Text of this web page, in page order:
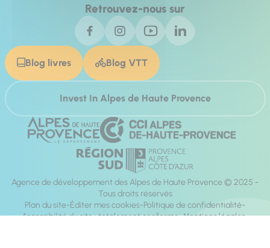
Retrouvez-nous sur
Blog livres Blog VTT
Invest In Alpes de Haute Provence
Agence de développement des Alpes de Haute Provence © 2025 -
Tous droits réservés
Plan du site Éditer mes cookies Politique de confidentialité
Accessibilité du site : totalement conforme Mentions légales